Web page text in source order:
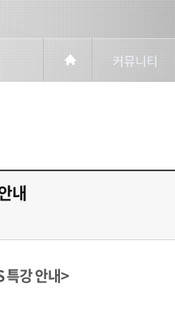
커뮤니티
교육과정
내
특강 안내>